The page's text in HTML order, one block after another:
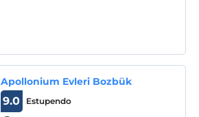
Apollonium Evleri Bozbük
Estupendo
9.0